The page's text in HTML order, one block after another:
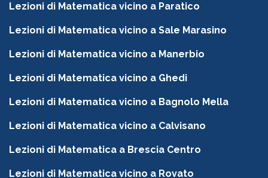
Lezioni di Matematica vicino a Paratico
Lezioni di Matematica vicino a Sale Marasino
Lezioni di Matematica vicino a Manerbio
Lezioni di Matematica vicino a Ghedi
Lezioni di Matematica vicino a Bagnolo Mella
Lezioni di Matematica vicino a Calvisano
Lezioni di Matematica a Brescia Centro
Lezioni di Matematica vicino a Rovato